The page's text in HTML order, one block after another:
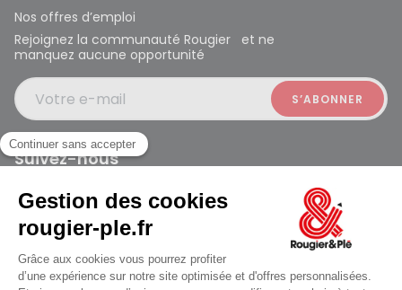
jusqu'au Samedi à 10:00
Nos offres d’emploi
Rejoignez la communauté Rougier et ne
manquez aucune opportunité
Votre e-mail
Suivez-nous
Rougier et Plé 2024 Copyright